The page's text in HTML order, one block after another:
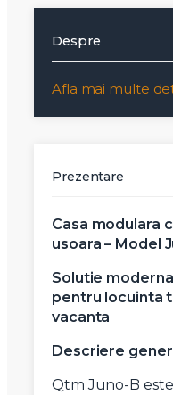
Despre
Afla mai multe
Prezentare
Casa modulara
usoara – Model
Solutie
pentru locuinta
vacanta
Descriere
Qtm Juno-B